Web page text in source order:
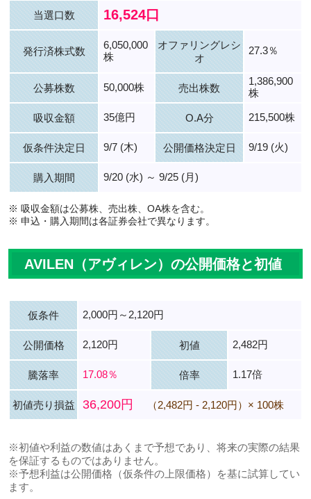
当選口数 16,524口
発行済株式数
6,050,000
株
オファリングレシ
オ
27.3％
公募株数 50,000株 売出株数
1,386,900
株
吸収金額 35億円 O.A分 215,500株
仮条件決定日 9/7 (木) 公開価格決定日 9/19 (火)
購入期間 9/20 (水) ～ 9/25 (月)
※ 吸収金額は公募株、売出株、OA株を含む。
※ 申込・購入期間は各証券会社で異なります。
AVILEN（アヴィレン）の公開価格と初値
仮条件 2,000円～2,120円
公開価格 2,120円 初値 2,482円
騰落率 17.08％ 倍率 1.17倍
初値売り損益 36,200円 （2,482円 - 2,120円）× 100株
※初値や利益の数値はあくまで予想であり、将来の実際の結果
を保証するものではありません。
※予想利益は公開価格（仮条件の上限価格）を基に試算してい
ます。